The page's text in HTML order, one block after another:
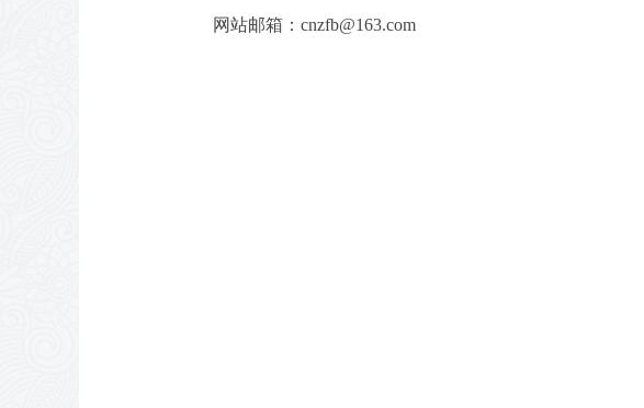
网站邮箱： cnzfb@163.com